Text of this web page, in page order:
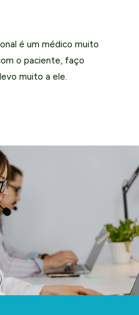
é um médico muito
o paciente, faço
muito a ele.